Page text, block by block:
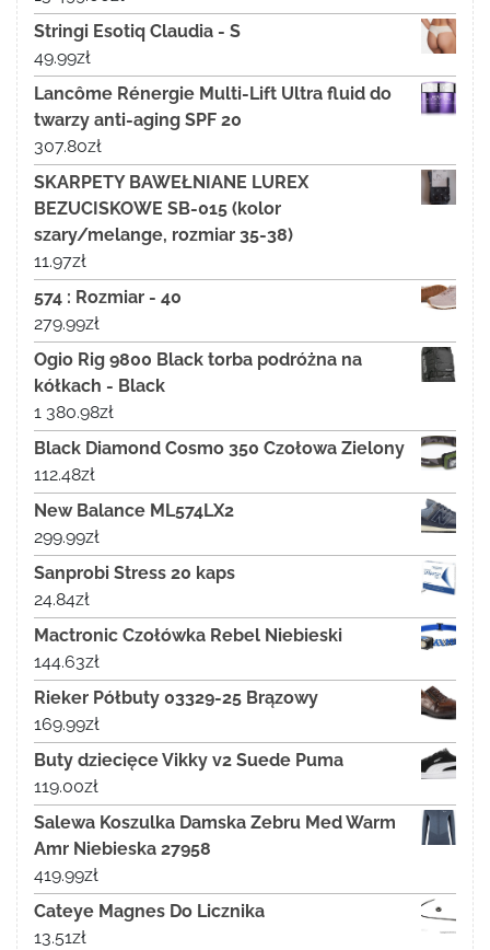
Stringi Esotiq Claudia - S
49.99zł
Lancôme Rénergie Multi-Lift Ultra fluid do
twarzy anti-aging SPF 20
307.80zł
SKARPETY BAWEŁNIANE LUREX
BEZUCISKOWE SB-015 (kolor
szary/melange, rozmiar 35-38)
11.97zł
574 : Rozmiar - 40
279.99zł
Ogio Rig 9800 Black torba podróżna na
kółkach - Black
1 380.98zł
Black Diamond Cosmo 350 Czołowa Zielony
112.48zł
New Balance ML574LX2
299.99zł
Sanprobi Stress 20 kaps
24.84zł
Mactronic Czołówka Rebel Niebieski
144.63zł
Rieker Półbuty 03329-25 Brązowy
169.99zł
Buty dziecięce Vikky v2 Suede Puma
119.00zł
Salewa Koszulka Damska Zebru Med Warm
Amr Niebieska 27958
419.99zł
Cateye Magnes Do Licznika
13.51zł